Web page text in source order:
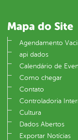
Mapa do Site
Agendamento
api dados
Calendário de
Como chegar
Contato
Controladoria
Cultura
Dados Abertos
Exportar Notícias